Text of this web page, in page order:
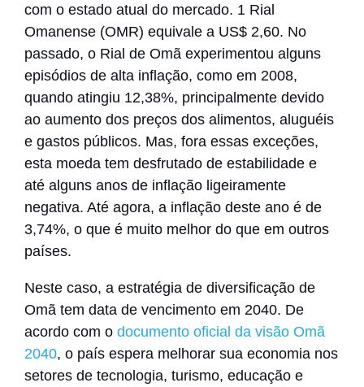
com o estado atual do mercado. 1 Rial
Omanense (OMR) equivale a US$ 2,60. No
passado, o Rial de Omã experimentou alguns
episódios de alta inflação, como em 2008,
quando atingiu 12,38%, principalmente devido
ao aumento dos preços dos alimentos, aluguéis
e gastos públicos. Mas, fora essas exceções,
esta moeda tem desfrutado de estabilidade e
até alguns anos de inflação ligeiramente
negativa. Até agora, a inflação deste ano é de
3,74%, o que é muito melhor do que em outros
países.
Neste caso, a estratégia de diversificação de
Omã tem data de vencimento em 2040. De
acordo com o documento oficial da visão Omã
2040, o país espera melhorar sua economia nos
setores de tecnologia, turismo, educação e